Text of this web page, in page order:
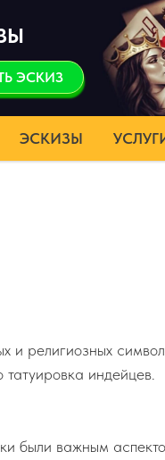
ЭСКИЗ
ЭСКИЗЫ
и религиозных
индейцев.
были важным